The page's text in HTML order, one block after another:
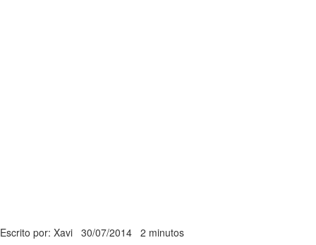
Escrito por: Xavi 30/07/2014 2 minutos